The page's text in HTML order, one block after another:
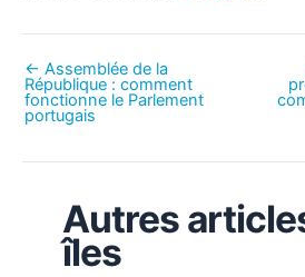
← Assemblée de la
République : comment
fonctionne le Parlement
portugais
Autres
îles